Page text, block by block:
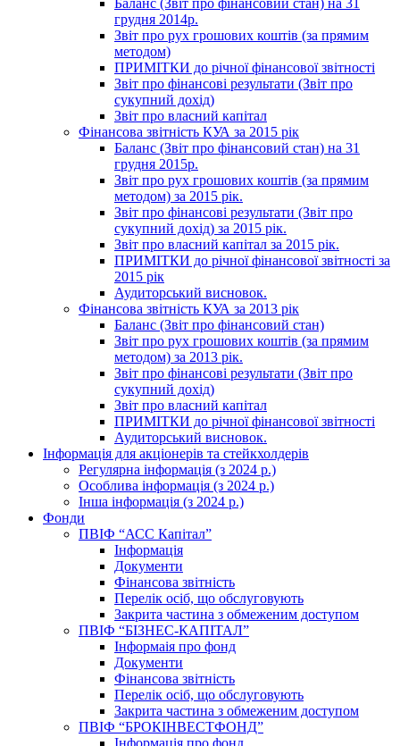
Баланс (Звіт про фінансовий стан) на 31
грудня 2014р.
Звіт про рух грошових коштів (за прямим
методом)
ПРИМІТКИ до річної фінансової звітності
Звіт про фінансові результати (Звіт про
сукупний дохід)
Звіт про власний капітал
Фінансова звітність КУА за 2015 рік
Баланс (Звіт про фінансовий стан) на 31
грудня 2015р.
Звіт про рух грошових коштів (за прямим
методом) за 2015 рік.
Звіт про фінансові результати (Звіт про
сукупний дохід) за 2015 рік.
Звіт про власний капітал за 2015 рік.
ПРИМІТКИ до річної фінансової звітності за
2015 рік
Аудиторський висновок.
Фінансова звітність КУА за 2013 рік
Баланс (Звіт про фінансовий стан)
Звіт про рух грошових коштів (за прямим
методом) за 2013 рік.
Звіт про фінансові результати (Звіт про
сукупний дохід)
Звіт про власний капітал
ПРИМІТКИ до річної фінансової звітності
Аудиторський висновок.
Інформація для акціонерів та стейкхолдерів
Регулярна інформація (з 2024 р.)
Особлива інформація (з 2024 р.)
Інша інформація (з 2024 р.)
Фонди
ПВІФ “АСС Капітал”
Інформація
Документи
Фінансова звітність
Перелік осіб, що обслуговують
Закрита частина з обмеженим доступом
ПВІФ “БІЗНЕС-КАПІТАЛ”
Інформаія про фонд
Документи
Фінансова звітність
Перелік осіб, що обслуговують
Закрита частина з обмеженим доступом
ПВІФ “БРОКІНВЕСТФОНД”
Інформація про фонд